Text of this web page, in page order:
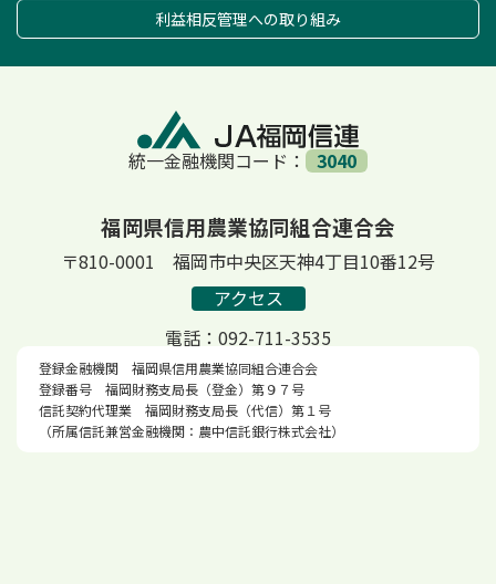
利益相反管理への取り組み
統一金融機関コード： 3040
福岡県信用農業協同組合連合会
〒810-0001 福岡市中央区天神4丁目10番12号
アクセス
電話：092-711-3535
登録金融機関 福岡県信用農業協同組合連合会
登録番号 福岡財務支局長（登金）第９７号
信託契約代理業 福岡財務支局長（代信）第１号
（所属信託兼営金融機関：農中信託銀行株式会社）